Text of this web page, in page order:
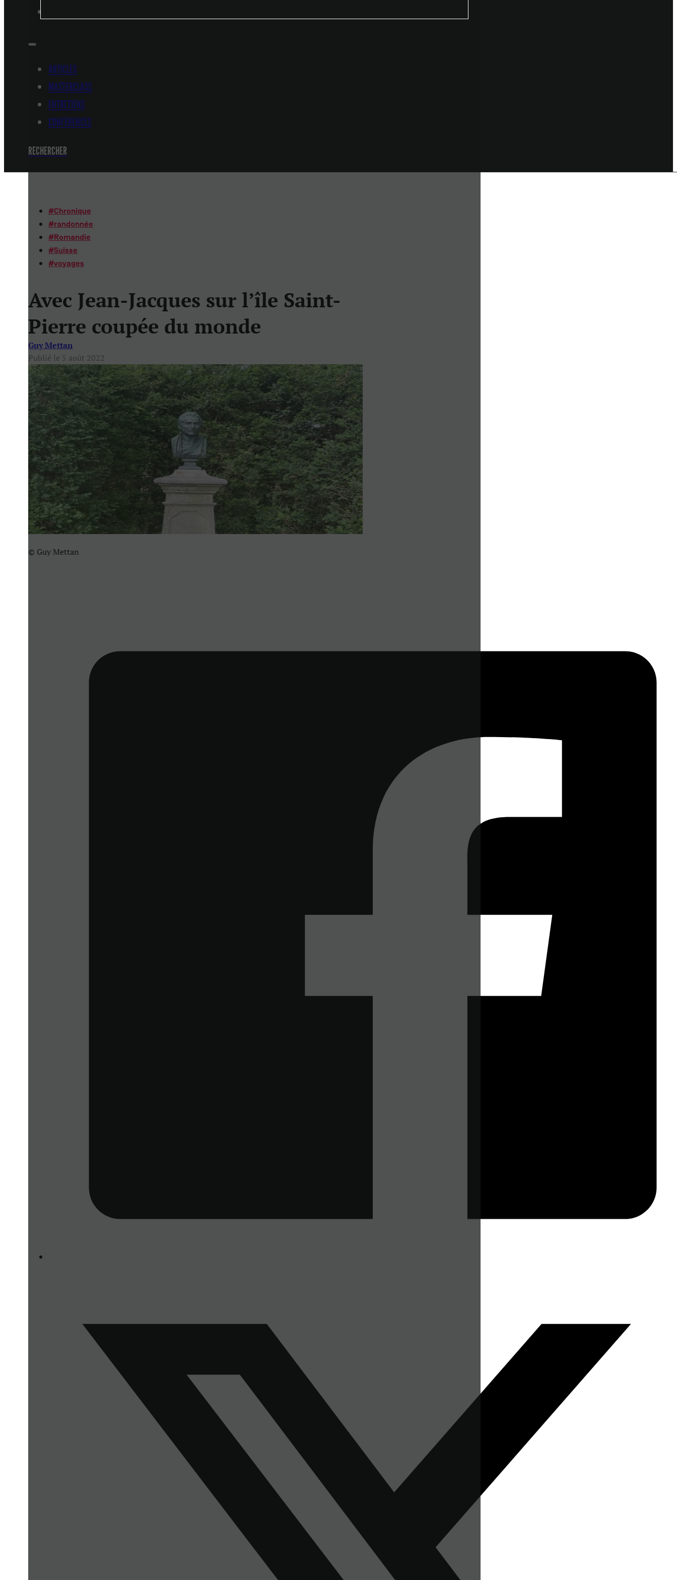
ARTICLES
MASTERCLASS
ENTRETIENS
CONFÉRENCES
RECHERCHER
#Chronique
#randonnée
#Romandie
#Suisse
#voyages
Avec Jean-Jacques sur l’île Saint-
Pierre coupée du monde
Guy Mettan
Publié le 5 août 2022
© Guy Mettan